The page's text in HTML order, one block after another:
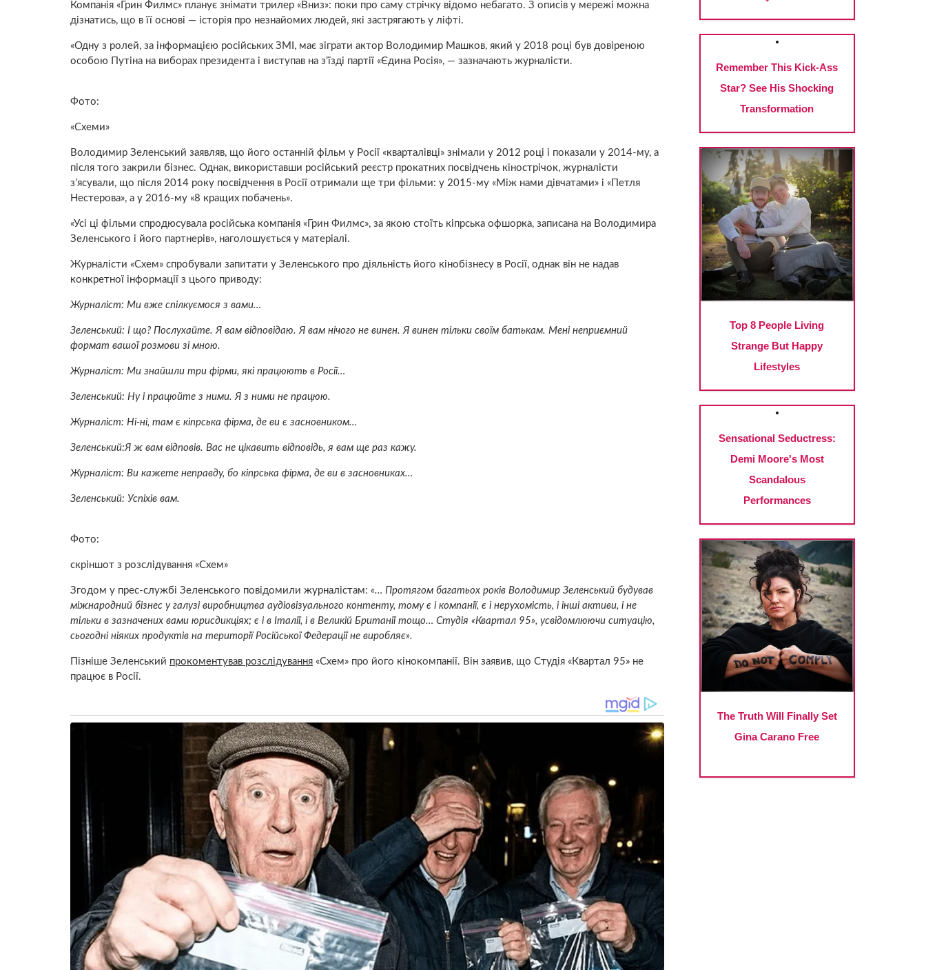
Компанія «Грин Филмс» планує знімати трилер «Вниз»: поки про саму стрічку відомо небагато. З описів у мережі можна
дізнатись, що в її основі — історія про незнайомих людей, які застрягають у ліфті.
«Одну з ролей, за інформацією російських ЗМІ, має зіграти актор Володимир Машков, який у 2018 році був довіреною
особою Путіна на виборах президента і виступав на з’їзді партії «Єдина Росія», — зазначають журналісти.
Фото:
«Схеми»
Володимир Зеленський заявляв, що його останній фільм у Росії «кварталівці» знімали у 2012 році і показали у 2014-му, а
після того закрили бізнес. Однак, використавши російський реєстр прокатних посвідчень кінострічок, журналісти
з’ясували, що після 2014 року посвідчення в Росії отримали ще три фільми: у 2015-му «Між нами дівчатами» і «Петля
Нестерова», а у 2016-му «8 кращих побачень».
«Усі ці фільми спродюсувала російська компанія «Грин Филмс», за якою стоїть кіпрська офшорка, записана на Володимира
Зеленського і його партнерів», наголошується у матеріалі.
Журналісти «Схем» спробували запитати у Зеленського про діяльність його кінобізнесу в Росії, однак він не надав
конкретної інформації з цього приводу:
Журналіст: Ми вже спілкуємося з вами…
Зеленський: І що? Послухайте. Я вам відповідаю. Я вам нічого не винен. Я винен тільки своїм батькам. Мені неприємний
формат вашої розмови зі мною.
Журналіст: Ми знайшли три фірми, які працюють в Росії…
Зеленський: Ну і працюйте з ними. Я з ними не працюю.
Журналіст: Ні-ні, там є кіпрська фірма, де ви є засновником…
Зеленський:Я ж вам відповів. Вас не цікавить відповідь, я вам ще раз кажу.
Журналіст: Ви кажете неправду, бо кіпрська фірма, де ви в засновниках…
Зеленський: Успіхів вам.
Фото:
скріншот з розслідування «Схем»
Згодом у прес-службі Зеленського повідомили журналістам: «… Протягом багатьох років Володимир Зеленський будував
міжнародний бізнес у галузі виробництва аудiовiзуального контенту, тому є і компанії, є і нерухомість, і інші активи, і не
тільки в зазначених вами юрисдикціях; є і в Італії, і в Великій Британії тощо… Студія «Квартал 95», усвідомлюючи ситуацію,
сьогодні ніяких продуктів на території Російської Федерації не виробляє».
Пізніше Зеленський прокоментував розслідування «Схем» про його кінокомпанії. Він заявив, що Студія «Квартал 95» не
працює в Росії.